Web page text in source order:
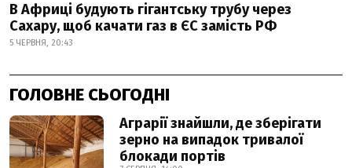
В Африці будують гігантську трубу через
Сахару, щоб качати газ в ЄС замість РФ
5 ЧЕРВНЯ, 20:43
ГОЛОВНЕ СЬОГОДНІ
Аграрії знайшли, де зберігати
зерно на випадок тривалої
блокади портів